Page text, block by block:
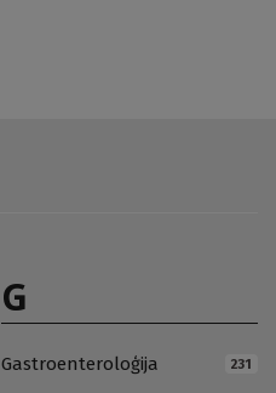
G
Gastroenteroloģija 231